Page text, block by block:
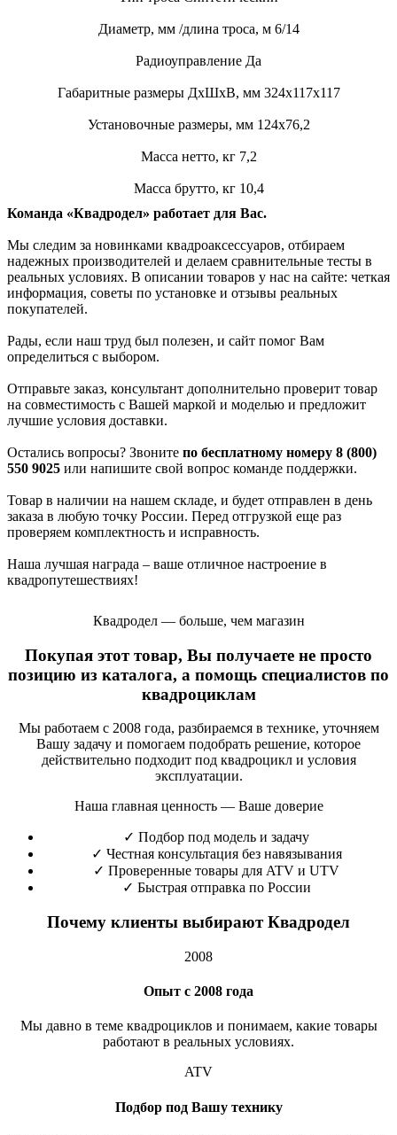
Диаметр, мм /длина троса, м 6/14
Радиоуправление Да
Габаритные размеры ДхШхВ, мм 324х117х117
Установочные размеры, мм 124х76,2
Масса нетто, кг 7,2
Масса брутто, кг 10,4
Команда «Квадродел» работает для Вас.
Мы следим за новинками квадроаксессуаров, отбираем
надежных производителей и делаем сравнительные тесты в
реальных условиях. В описании товаров у нас на сайте: четкая
информация, советы по установке и отзывы реальных
покупателей.
Рады, если наш труд был полезен, и сайт помог Вам
определиться с выбором.
Отправьте заказ, консультант дополнительно проверит товар
на совместимость с Вашей маркой и моделью и предложит
лучшие условия доставки.
Остались вопросы? Звоните по бесплатному номеру 8 (800)
550 9025 или напишите свой вопрос команде поддержки.
Товар в наличии на нашем складе, и будет отправлен в день
заказа в любую точку России. Перед отгрузкой еще раз
проверяем комплектность и исправность.
Наша лучшая награда – ваше отличное настроение в
квадропутешествиях!
Квадродел — больше, чем магазин
Покупая этот товар, Вы получаете не просто
позицию из каталога, а помощь специалистов по
квадроциклам
Мы работаем с 2008 года, разбираемся в технике, уточняем
Вашу задачу и помогаем подобрать решение, которое
действительно подходит под квадроцикл и условия
эксплуатации.
Наша главная ценность — Ваше доверие
✓ Подбор под модель и задачу
✓ Честная консультация без навязывания
✓ Проверенные товары для ATV и UTV
✓ Быстрая отправка по России
Почему клиенты выбирают Квадродел
2008
Опыт с 2008 года
Мы давно в теме квадроциклов и понимаем, какие товары
работают в реальных условиях.
ATV
Подбор под Вашу технику